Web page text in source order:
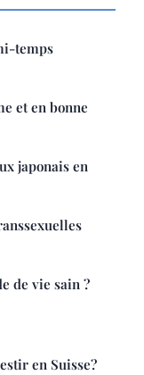
temps
et en bonne
japonais en
de vie sain ?
en Suisse?